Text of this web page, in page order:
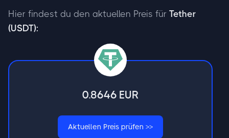
Hier findest du den aktuellen Preis für Tether
(USDT):
0.8646 EUR
Aktuellen Preis prüfen >>